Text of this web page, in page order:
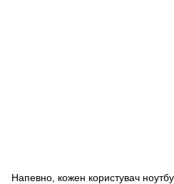
Напевно, кожен користувач